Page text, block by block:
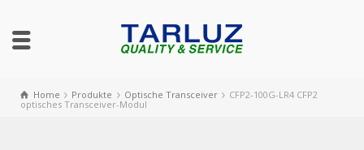
Home Produkte Optische Transceiver
CFP2-100G-LR4 CFP2
optisches Transceiver-Modul